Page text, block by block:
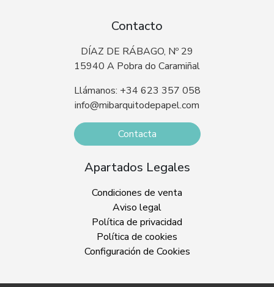
Contacto
DÍAZ DE RÁBAGO, Nº 29
15940 A Pobra do Caramiñal
Llámanos: +34 623 357 058
info@mibarquitodepapel.com
Contacta
Apartados Legales
Condiciones de venta
Aviso legal
Política de privacidad
Política de cookies
Configuración de Cookies